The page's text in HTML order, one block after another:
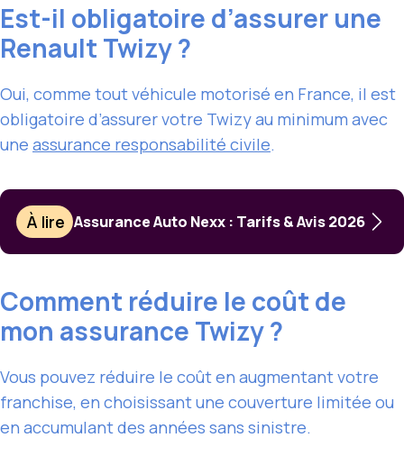
Est-il obligatoire d’assurer une
Renault Twizy ?
Oui, comme tout véhicule motorisé en France, il est
obligatoire d’assurer votre Twizy au minimum avec
une assurance responsabilité civile.
À lire Assurance Auto Nexx : Tarifs & Avis 2026
Comment réduire le coût de
mon assurance Twizy ?
Vous pouvez réduire le coût en augmentant votre
franchise, en choisissant une couverture limitée ou
en accumulant des années sans sinistre.